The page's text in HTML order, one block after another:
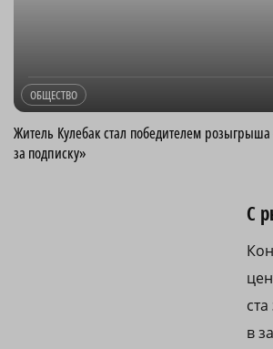
ОБЩЕСТВО
Житель Кулебак стал победителем розыгрыша
за подписку»
С
в